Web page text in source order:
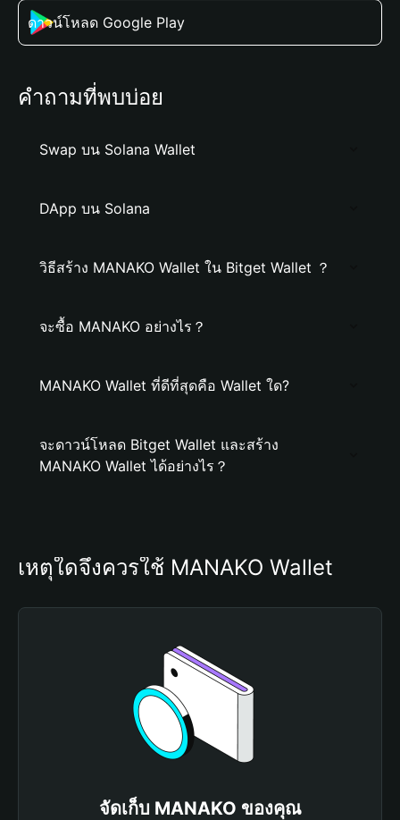
ดาวน์โหลด Google Play
คำถามที่พบบ่อย
Swap บน Solana Wallet
DApp บน Solana
วิธีสร้าง MANAKO Wallet ใน Bitget Wallet ？
จะซื้อ MANAKO อย่างไร？
MANAKO Wallet ที่ดีที่สุดคือ Wallet ใด?
จะดาวน์โหลด Bitget Wallet และสร้าง
MANAKO Wallet ได้อย่างไร？
เหตุใดจึงควรใช้ MANAKO Wallet
จัดเก็บ MANAKO ของคุณ